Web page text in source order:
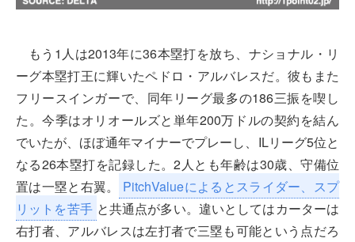
もう1人は2013年に36本塁打を放ち、ナショナル・リ
ーグ本塁打王に輝いたペドロ・アルバレスだ。彼もまた
フリースインガーで、同年リーグ最多の186三振を喫し
た。今季はオリオールズと単年200万ドルの契約を結ん
でいたが、ほぼ通年マイナーでプレーし、ILリーグ5位と
なる26本塁打を記録した。2人とも年齢は30歳、守備位
置は一塁と右翼。
PitchValueによるとスライダー、スプ
リットを苦手 と共通点が多い。違いとしてはカーターは
右打者、アルバレスは左打者で三塁も可能という点だろ